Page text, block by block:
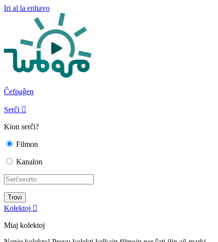
Iri al la enhavo
Ĉefpaĝen
Serĉi 
Kion serĉi?
Filmon
Kanalon
Kolektoj 
Miaj kolektoj